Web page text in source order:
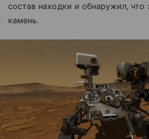
состав находки и обнаружил, что
камень.